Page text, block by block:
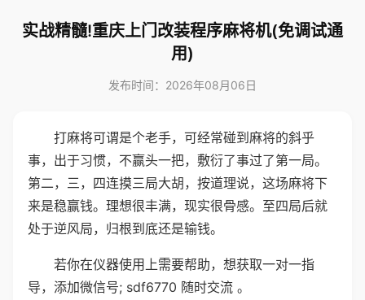
实战精髓!重庆上门改装程序麻将机(免调试通
用)
发布时间：2026年08月06日
打麻将可谓是个老手，可经常碰到麻将的斜乎
事，出于习惯，不赢头一把，敷衍了事过了第一局。
第二，三，四连摸三局大胡，按道理说，这场麻将下
来是稳赢钱。理想很丰满，现实很骨感。至四局后就
处于逆风局，归根到底还是输钱。
若你在仪器使用上需要帮助，想获取一对一指
导，添加微信号; sdf6770 随时交流 。